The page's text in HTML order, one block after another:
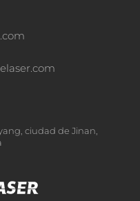
ciudad de Jinan,